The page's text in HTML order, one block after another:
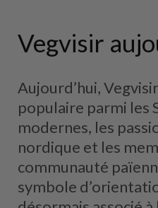
Vegvisir
Aujourd’hui,
populaire parmi les
modernes, les
nordique et les
communauté
symbole